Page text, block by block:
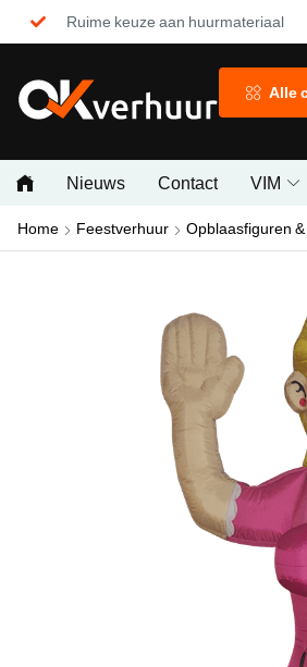
Ruime keuze aan huurmateriaal
Alle
Nieuws Contact VIM
Home Feestverhuur Opblaasfiguren